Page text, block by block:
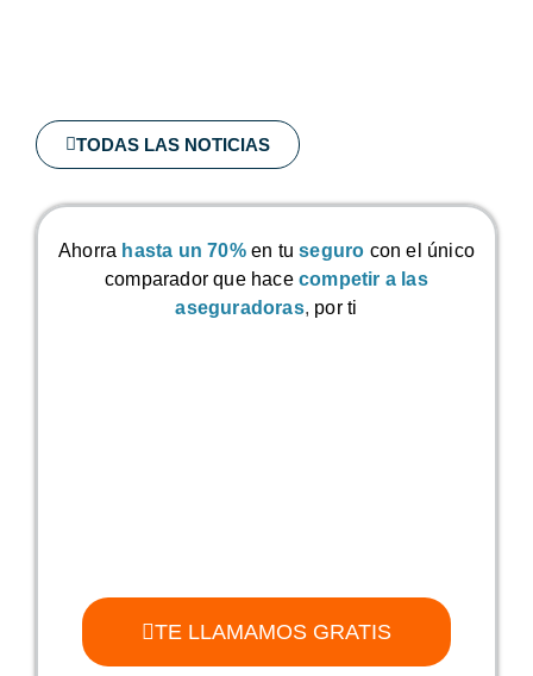
TODAS LAS NOTICIAS
Ahorra hasta un 70% en tuseguro con el único
comparador que hace competir a las
aseguradoras, por ti
TE LLAMAMOS GRATIS